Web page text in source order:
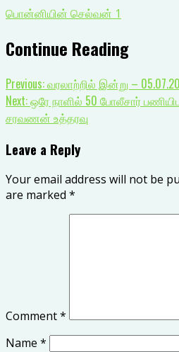
பொன்னியின் செல்வன் 1
Continue Reading
Previous:வரலாற்றில் இன்று –
Next:ஒரே நாளில் 50 போலீசார்
சரவணன் உத்தரவு
Leave a Reply
Your email address will not be
are marked *
Comment*
Name *